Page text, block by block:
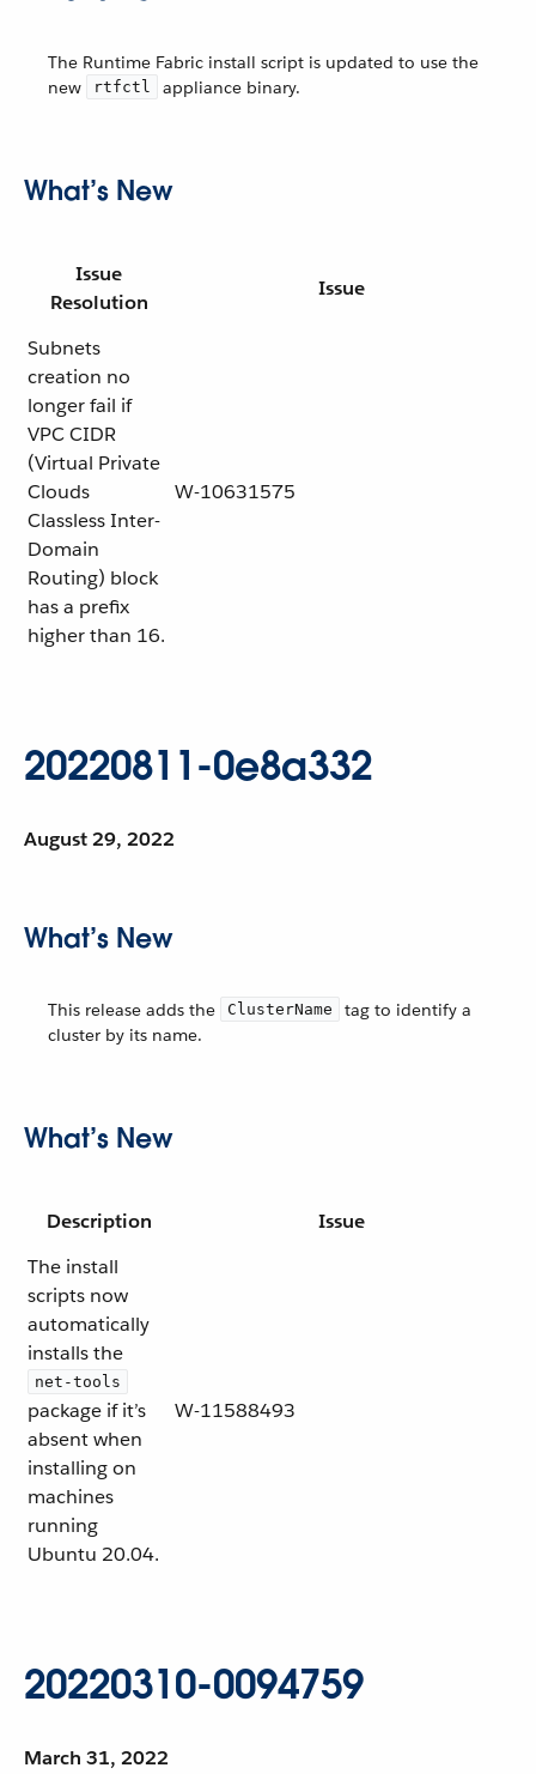
The Runtime Fabric install script is updated to use the
new
rtfctl appliance binary.
What’s New
Issue
Resolution
Issue
Subnets
creation no
longer fail if
VPC CIDR
(Virtual Private
Clouds
Classless Inter-
Domain
Routing) block
has a prefix
higher than 16.
W-10631575
20220811-0e8a332
August 29, 2022
What’s New
This release adds the ClusterName
tag to identify a
cluster by its name.
What’s New
Description
Issue
The install
scripts now
automatically
installs the
net-tools
package if it’s
absent when
installing on
machines
running
Ubuntu 20.04.
W-11588493
20220310-0094759
March 31, 2022